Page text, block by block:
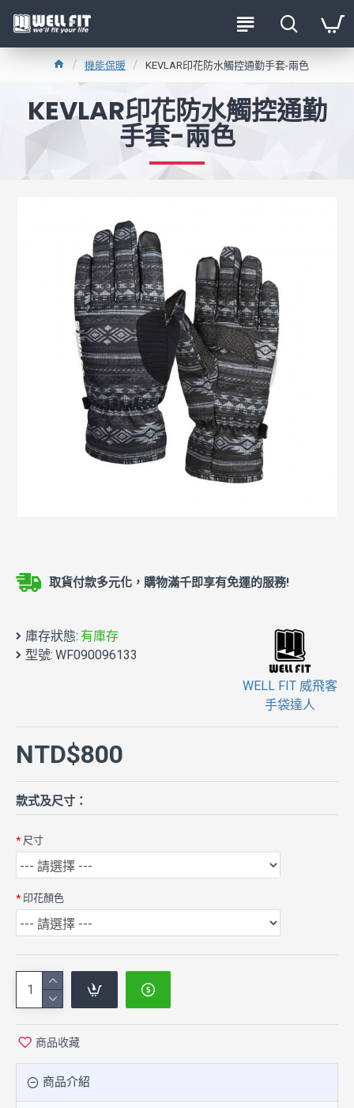
機能保暖 KEVLAR印花防水觸控通勤手套-兩色
KEVLAR印花防水觸控通勤
手套-兩色
取貨付款多元化，購物滿千即享有免運的服務!
庫存狀態: 有庫存
型號: WF090096133
WELL FIT 威飛客
手袋達人
NTD$800
款式及尺寸：
尺寸
印花顏色
商品收藏
商品介紹